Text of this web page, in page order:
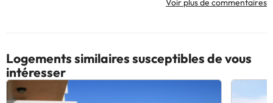
Voir plus de commentaires
Logements similaires susceptibles de vous
intéresser